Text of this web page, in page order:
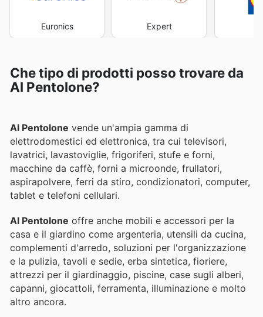
Euronics Expert
Che tipo di prodotti posso trovare da
Al Pentolone?
Al Pentolone vende un'ampia gamma di
elettrodomestici ed elettronica, tra cui televisori,
lavatrici, lavastoviglie, frigoriferi, stufe e forni,
macchine da caffè, forni a microonde, frullatori,
aspirapolvere, ferri da stiro, condizionatori, computer,
tablet e telefoni cellulari.
Al Pentolone offre anche mobili e accessori per la
casa e il giardino come argenteria, utensili da cucina,
complementi d'arredo, soluzioni per l'organizzazione
e la pulizia, tavoli e sedie, erba sintetica, fioriere,
attrezzi per il giardinaggio, piscine, case sugli alberi,
capanni, giocattoli, ferramenta, illuminazione e molto
altro ancora.